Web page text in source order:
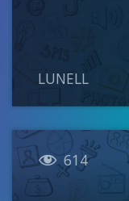
LUNELL
 614